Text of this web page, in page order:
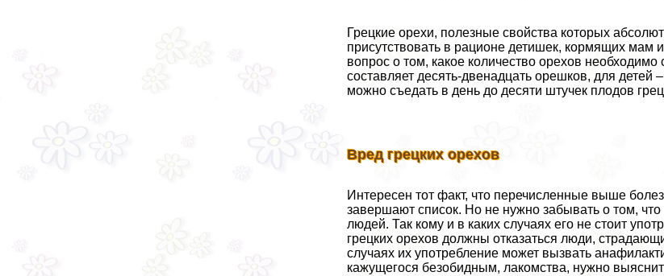
Грецкие орехи, полезные свойства которых
присутствовать в рационе детишек, кормящих
вопрос о том, какое количество орехов
составляет десять-двенадцать орешков, для
можно съедать в день до десяти штучек плодов
Вред грецких орехов
Интересен тот факт, что перечисленные выше
завершают список. Но не нужно забывать о том,
людей. Так кому и в каких случаях его не стоит
грецких орехов должны отказаться люди,
случаях их употрeбление может вызвать
кажущегося безобидным, лакомства, нужно